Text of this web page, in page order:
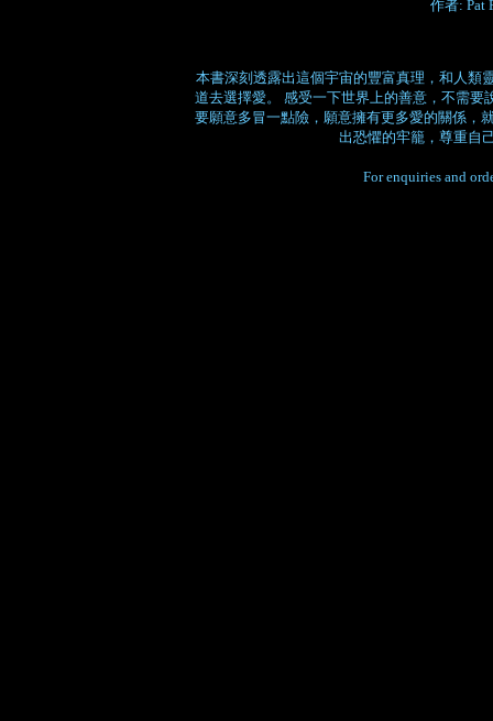
作者: Pat
本書深刻透露出這個宇宙的豐富真理，和人類
道去選擇愛。 感受一下世界上的善意，不需
要願意多冒一點險，願意擁有更多愛的關係，
出恐懼的牢籠，尊重自
For enquiries and